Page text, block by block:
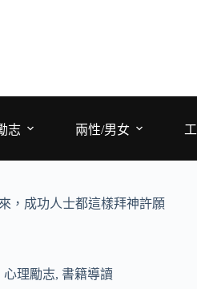
志 兩性/男女
，成功人士都這樣拜神許願
心理勵志, 書籍導讀